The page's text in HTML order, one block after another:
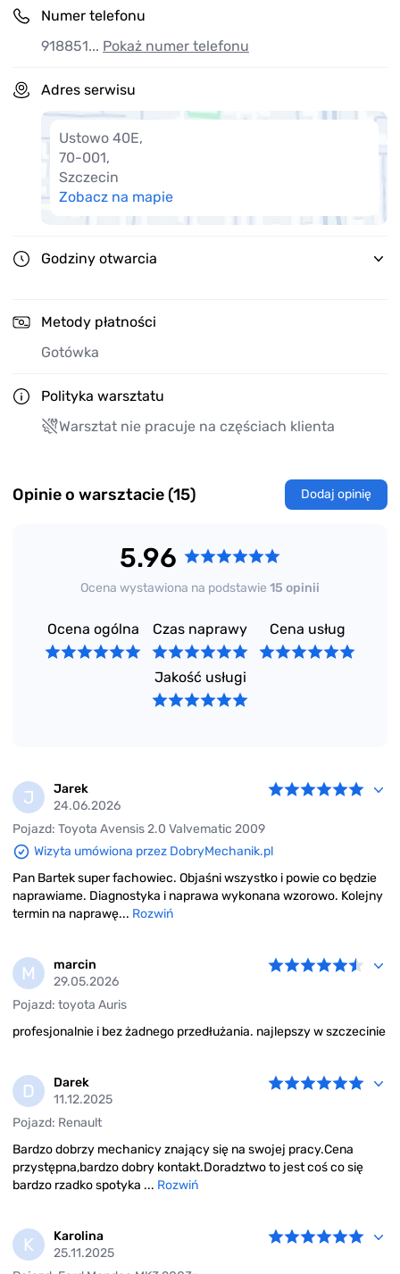
niesamowitą przewagę i precyzję w analizie silników, a
także w układach oczyszczania spalin, takich jak
EGR czy AdBlue.
Mamy na koncie wiele wymienionych rozrządów oraz
wykonanych remontów silnika.
Odzyskaj pełną sprawność swojego samochodu i ciesz
się jazdą!
Dołącz do grona naszych zadowolonych klientów.
Zaufaj profesjonalistom i sprawdź naszą ofertę!
Numer telefonu
918851... Pokaż numer telefonu
Adres serwisu
Ustowo 40E,
70-001,
Szczecin
Zobacz na mapie
Godziny otwarcia
Metody płatności
Gotówka
Polityka warsztatu
Warsztat nie pracuje na częściach klienta
Opinie o warsztacie (15) Dodaj opinię
5.96
Ocena wystawiona na podstawie 15 opinii
Ocena ogólna Czas naprawy Cena usług
Jakość usługi
J
Jarek
24.06.2026
Pojazd: Toyota Avensis 2.0 Valvematic 2009
Wizyta umówiona przez DobryMechanik.pl
Pan Bartek super fachowiec. Objaśni wszystko i powie co będzie
naprawiame. Diagnostyka i naprawa wykonana wzorowo. Kolejny
termin na naprawę... Rozwiń
M
marcin
29.05.2026
Pojazd: toyota Auris
profesjonalnie i bez żadnego przedłużania. najlepszy w szczecinie
D
Darek
11.12.2025
Pojazd: Renault
Bardzo dobrzy mechanicy znający się na swojej pracy.Cena
przystępna,bardzo dobry kontakt.Doradztwo to jest coś co się
bardzo rzadko spotyka ... Rozwiń
K
Karolina
25.11.2025